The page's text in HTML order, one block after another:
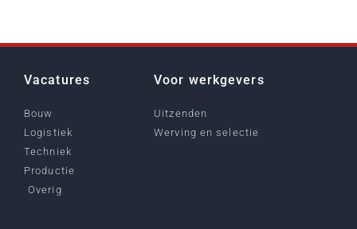
Vacatures
Bouw
Logistiek
Techniek
Productie
Overig
Voor werkgevers
Uitzenden
Werving en selectie